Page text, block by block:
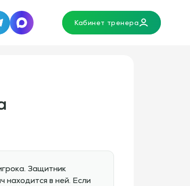
MAX Кабинет тренера
Защитник
находится в ней. Если